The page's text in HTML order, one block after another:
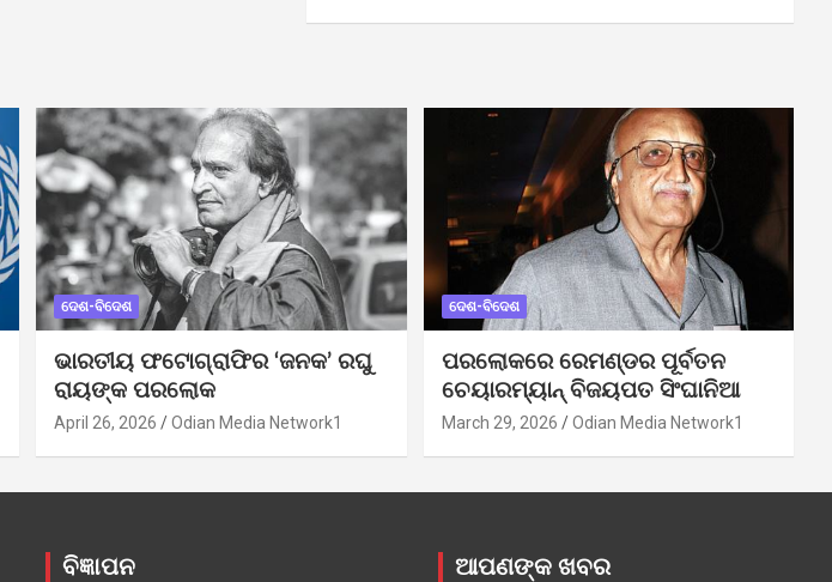
ଦେଶ-ବିଦେଶ
ଭାରତୀୟ ଫଟୋଗ୍ରାଫିର ‘ଜନକ’ ରଘୁ
ରାୟଙ୍କ ପରଲୋକ
April 26, 2026 Odian Media Network1
ଦେଶ-ବିଦେଶ
ପରଲୋକରେ ରେମଣ୍ଡର ପୂର୍ବତନ
ଚେୟାରମ୍ୟାନ୍ ବିଜୟପତ ସିଂଘାନିଆ
March 29, 2026 Odian Media Network1
ବିଜ୍ଞାପନ ଆପଣଙ୍କ ଖବର